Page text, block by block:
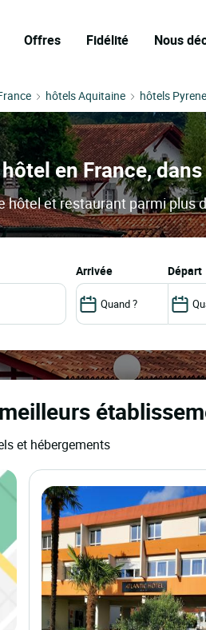
Offres Fidélité Nous
hôtels Aquitaine hôtels
en France,
hôtel et restaurant parmi plus
arrivée départ
et hébergements